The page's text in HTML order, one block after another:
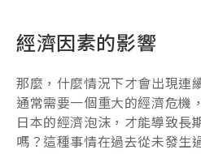
經濟因素的影響
那麼，什麼情況下才會出現連
通常需要一個重大的經濟危機
日本的經濟泡沫，才能導致長
嗎？這種事情在過去從未發生